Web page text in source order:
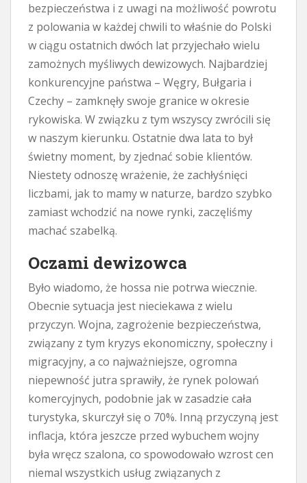
bezpieczeństwa i z uwagi na możliwość powrotu
z polowania w każdej chwili to właśnie do Polski
w ciągu ostatnich dwóch lat przyjechało wielu
zamożnych myśliwych dewizowych. Najbardziej
konkurencyjne państwa – Węgry, Bułgaria i
Czechy – zamknęły swoje granice w okresie
rykowiska. W związku z tym wszyscy zwrócili się
w naszym kierunku. Ostatnie dwa lata to był
świetny moment, by zjednać sobie klientów.
Niestety odnoszę wrażenie, że zachłyśnięci
liczbami, jak to mamy w naturze, bardzo szybko
zamiast wchodzić na nowe rynki, zaczęliśmy
machać szabelką.
Oczami dewizowca
Było wiadomo, że hossa nie potrwa wiecznie.
Obecnie sytuacja jest nieciekawa z wielu
przyczyn. Wojna, zagrożenie bezpieczeństwa,
związany z tym kryzys ekonomiczny, społeczny i
migracyjny, a co najważniejsze, ogromna
niepewność jutra sprawiły, że rynek polowań
komercyjnych, podobnie jak w zasadzie cała
turystyka, skurczył się o 70%. Inną przyczyną jest
inflacja, która jeszcze przed wybuchem wojny
była wręcz szalona, co spowodowało wzrost cen
niemal wszystkich usług związanych z